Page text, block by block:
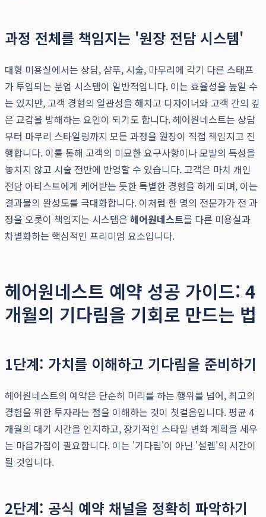
과정 전체를 책임지는 '원장 전담 시스템'
대형 미용실에서는 상담, 샴푸, 시술, 마무리에 각기 다른 스태프
가 투입되는 분업 시스템이 일반적입니다. 이는 효율성을 높일 수
는 있지만, 고객 경험의 일관성을 해치고 디자이너와 고객 간의 깊
은 교감을 방해하는 요인이 되기도 합니다. 헤어원네스트는 상담
부터 마무리 스타일링까지 모든 과정을 원장이 직접 책임지고 진
행합니다. 이를 통해 고객의 미묘한 요구사항이나 모발의 특성을
놓치지 않고 시술 전반에 반영할 수 있습니다. 고객은 마치 개인
전담 아티스트에게 케어받는 듯한 특별한 경험을 하게 되며, 이는
결과물의 완성도를 극대화합니다. 이처럼 한 명의 전문가가 전 과
정을 오롯이 책임지는 시스템은 헤어원네스트를 다른 미용실과
차별화하는 핵심적인 프리미엄 요소입니다.
헤어원네스트 예약 성공 가이드: 4
개월의 기다림을 기회로 만드는 법
1단계: 가치를 이해하고 기다림을 준비하기
헤어원네스트의 예약은 단순히 머리를 하는 행위를 넘어, 최고의
경험을 위한 투자라는 점을 이해하는 것이 첫걸음입니다. 평균 4
개월의 대기 시간을 인지하고, 장기적인 스타일 변화 계획을 세우
는 마음가짐이 필요합니다. 이는 '기다림'이 아닌 '설렘'의 시간이
될 것입니다.
2단계: 공식 예약 채널을 정확히 파악하기